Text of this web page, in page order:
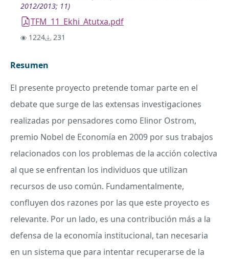
2012/2013; 11)
TFM_11_Ekhi_Atutxa.pdf
1224 231
Resumen
El presente proyecto pretende tomar parte en el
debate que surge de las extensas investigaciones
realizadas por pensadores como Elinor Ostrom,
premio Nobel de Economía en 2009 por sus trabajos
relacionados con los problemas de la acción colectiva
al que se enfrentan los individuos que utilizan
recursos de uso común. Fundamentalmente,
confluyen dos razones por las que este proyecto es
relevante. Por un lado, es una contribución más a la
defensa de la economía institucional, tan necesaria
en un sistema que para intentar recuperarse de la